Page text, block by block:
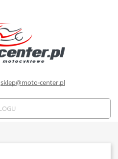
sklep@moto-center.pl